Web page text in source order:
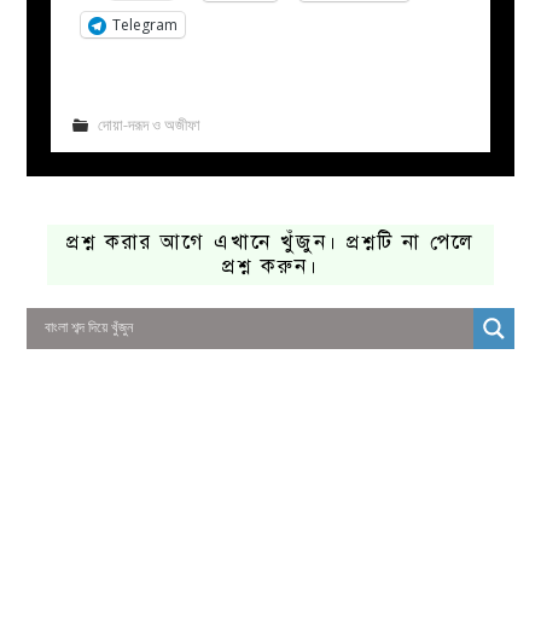
Telegram
দোয়া-দরূদ ও অজীফা
প্রশ্ন করার আগে এখানে খুঁজুন। প্রশ্নটি না পেলে
প্রশ্ন করুন।